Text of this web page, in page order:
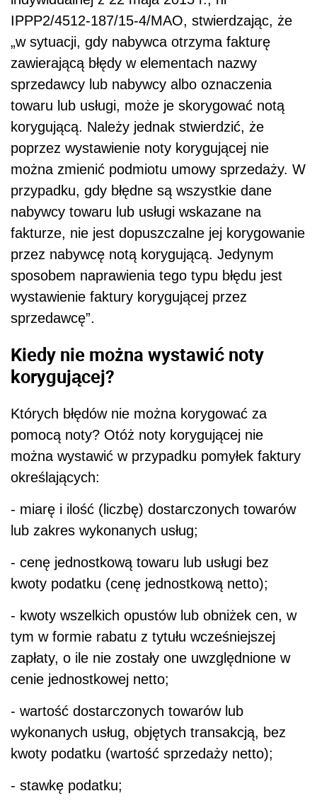
IPPP2/4512-187/15-4/MAO, stwierdzając, że
„w sytuacji, gdy nabywca otrzyma fakturę
zawierającą błędy w elementach nazwy
sprzedawcy lub nabywcy albo oznaczenia
towaru lub usługi, może je skorygować notą
korygującą. Należy jednak stwierdzić, że
poprzez wystawienie noty korygującej nie
można zmienić podmiotu umowy sprzedaży. W
przypadku, gdy błędne są wszystkie dane
nabywcy towaru lub usługi wskazane na
fakturze, nie jest dopuszczalne jej korygowanie
przez nabywcę notą korygującą. Jedynym
sposobem naprawienia tego typu błędu jest
wystawienie faktury korygującej przez
sprzedawcę”.
Kiedy nie można wystawić noty
korygującej?
Których błędów nie można korygować za
pomocą noty? Otóż noty korygującej nie
można wystawić w przypadku pomyłek faktury
określających:
- miarę i ilość (liczbę) dostarczonych towarów
lub zakres wykonanych usług;
- cenę jednostkową towaru lub usługi bez
kwoty podatku (cenę jednostkową netto);
- kwoty wszelkich opustów lub obniżek cen, w
tym w formie rabatu z tytułu wcześniejszej
zapłaty, o ile nie zostały one uwzględnione w
cenie jednostkowej netto;
- wartość dostarczonych towarów lub
wykonanych usług, objętych transakcją, bez
kwoty podatku (wartość sprzedaży netto);
- stawkę podatku;